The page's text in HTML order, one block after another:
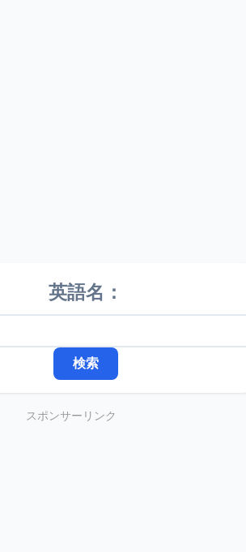
英語名：
スポンサーリンク